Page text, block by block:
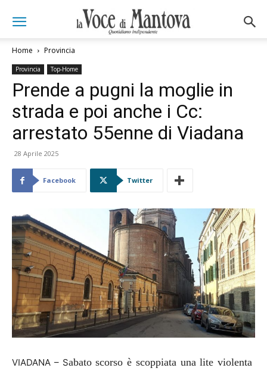
Home Provincia
Provincia Top-Home
Prende a pugni la moglie in
strada e poi anche i Cc:
arrestato 55enne di Viadana
28 Aprile 2025
Facebook Twitter
VIADANA – Sabato scorso è scoppiata una lite violenta